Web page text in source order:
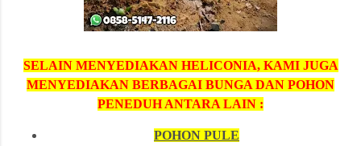
SELAIN MENYEDIAKAN HELICONIA, KAMI JUGA
MENYEDIAKAN BERBAGAI BUNGA DAN POHON
PENEDUH ANTARA LAIN :
POHON PULE